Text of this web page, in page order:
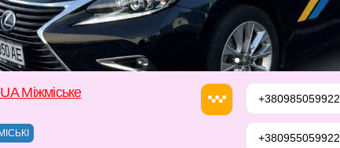
Міжміське +380985059922
+380955059922